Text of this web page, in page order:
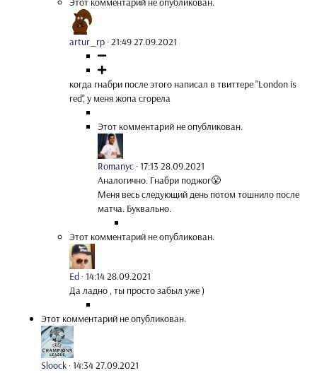
artur_rp ·21:49 27.09.2021
когда гнабри после этого написал в твиттере "London is
red", у меня жопа сгорела
Этот комментарий не опубликован.
Romanyc ·17:13 28.09.2021
Аналогично. Гнабри поджог😤
Меня весь следующий день потом тошнило после
матча. Буквально.
Этот комментарий не опубликован.
Ed ·14:14 28.09.2021
Да ладно , ты просто забыл уже )
Этот комментарий не опубликован.
Sloock ·14:34 27.09.2021